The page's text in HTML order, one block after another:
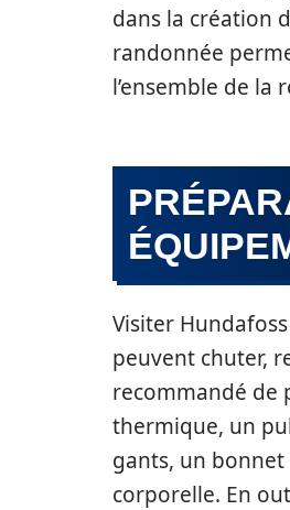
dans la création
randonnée
l’ensemble de la
Visiter
peuvent chuter,
recommandé de
thermique, un
gants, un
corporelle. En